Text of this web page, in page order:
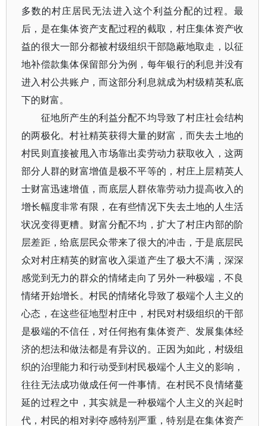
多数的村庄居民无法进入这个利益分配的过程。最
后，是在集体资产支配过程的截取，村庄集体资产收
益的很大一部分都被村级组织干部隐蔽地取走，以征
地补偿款集体保留部分为例，每年银行的利息并没有
进入村公共账户，而这部分利息就成为村级精英私底
下的财富。
征地所产生的利益分配不均导致了村庄社会结构
的两极化。村社精英获得大量的财富，而失去土地的
村民则直接被甩入市场靠出卖劳动力获取收入，这两
部分人群的财富增值是极不平等的，村庄上层精英人
士财富迅速增值，而底层人群依靠劳动力提高收入的
增长幅度非常有限，在有些情况下失去土地的人生活
状况变得更糟。财富分配不均，扩大了村庄内部的阶
层差距，给底层民众带来了很大的冲击，于是底层民
众对村庄精英的财富收入渠道产生了极大不满，深深
感觉到无力的群众的情绪走向了另外一种极端，不良
情绪开始增长。村民的情绪化导致了极端个人主义的
心态，在这些征地型村庄中，村民对村级组织的干部
是极端的不信任，对任何抱有集体资产、发展集体经
济的想法和做法都是有异议的。正因为如此，村级组
织的治理能力和行动受到村民极端个人主义的影响，
往往无法成功做成任何一件事情。在村民不良情绪蔓
延的过程之中，其实就是一种极端个人主义的兴起时
代，村民的相对剥夺感特别严重，特别是在集体资产